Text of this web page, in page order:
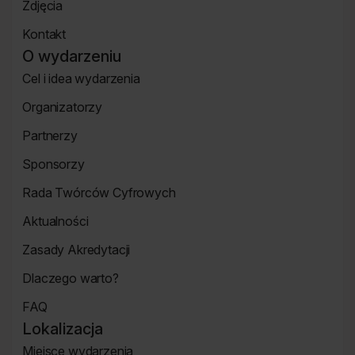
Zdjęcia
Kontakt
Strona
Kontakt
O wydarzeniu
Cel i idea wydarzenia
o
Organizatorzy
Organizatorzy
Partnerzy
Partnerzy
Sponsorzy
Sponsorzy
Rada Twórców Cyfrowych
Twórców
Re_Mind
Aktualności
Zasady Akredytacji
Akredytacji
Dlaczego warto?
Dlaczego
warto?
FAQ
Strona
FAQ
Lokalizacja
Miejsce wydarzenia